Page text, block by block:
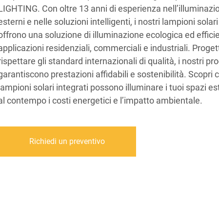
Con oltre 13 anni di esperienza
e nelle soluzioni intelligenti, i nostri lampioni
una soluzione di illuminazione ecologica ed
residenziali, commerciali e industriali.
gli standard internazionali di qualità, i nostri
prestazioni affidabili e sostenibilità. Scopri
lampioni solari integrati possono illuminare i tuoi spazi
contempo i costi energetici e l’impatto ambientale.
Richiedi un preventivo